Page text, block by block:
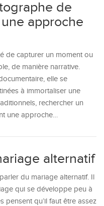
de
approche
de capturer un moment ou
de manière narrative.
elle se
à immortaliser une
rechercher un
une approche…
alternatif
du mariage alternatif. Il
qui se développe peu à
pensent qu’il faut être assez